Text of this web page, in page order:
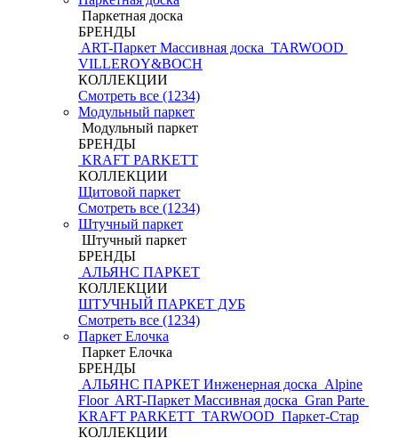
Паркетная доска
БРЕНДЫ
ART-Паркет Массивная доска TARWOOD
VILLEROY&BOCH
КОЛЛЕКЦИИ
Смотреть все (1234)
Модульный паркет
Модульный паркет
БРЕНДЫ
KRAFT PARKETT
КОЛЛЕКЦИИ
Щитовой паркет
Смотреть все (1234)
Штучный паркет
Штучный паркет
БРЕНДЫ
АЛЬЯНС ПАРКЕТ
КОЛЛЕКЦИИ
ШТУЧНЫЙ ПАРКЕТ ДУБ
Смотреть все (1234)
Паркет Елочка
Паркет Елочка
БРЕНДЫ
АЛЬЯНС ПАРКЕТ Инженерная доска Alpine
Floor ART-Паркет Массивная доска Gran Parte
KRAFT PARKETT TARWOOD Паркет-Стар
КОЛЛЕКЦИИ